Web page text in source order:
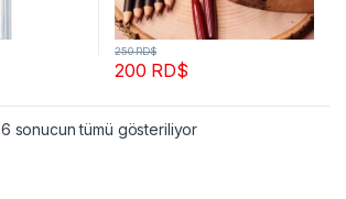
200 RD$
250RD$
6 sonucun tümü gösteriliyor